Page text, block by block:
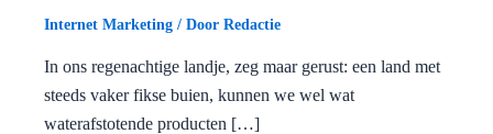
Internet Marketing / Door Redactie
In ons regenachtige landje, zeg maar gerust: een land met
steeds vaker fikse buien, kunnen we wel wat
waterafstotende producten […]